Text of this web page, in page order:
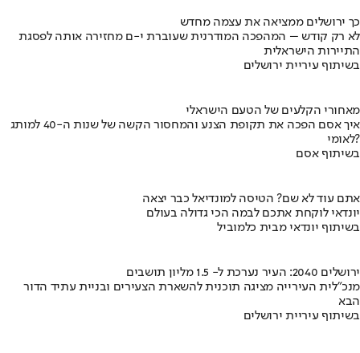
כך ירושלים ממציאה את עצמה מחדש
לא רק קודש – המהפכה המודרנית שעוברת י-ם מחזירה אותה לפסגת
התיירות הישראלית
בשיתוף עיריית ירושלים
מאחורי הקלעים של הטעם הישראלי
איך אסם הפכה את תקופת הצנע והמחסור הקשה של שנות ה-40 למותג
לאומי?
בשיתוף אסם
אתם עוד לא שם? הטיסה למונדיאל כבר יצאה
יונדאי לוקחת אתכם לבמה הכי גדולה בעולם
בשיתוף יונדאי מבית כלמוביל
ירושלים 2040: העיר נערכת ל- 1.5 מליון תושבים
מנכ"לית העירייה מציגה תוכנית להשארת הצעירים ובניית עתיד הדור
הבא
בשיתוף עיריית ירושלים